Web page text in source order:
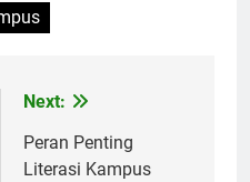
Next:
Peran Penting
Literasi Kampus